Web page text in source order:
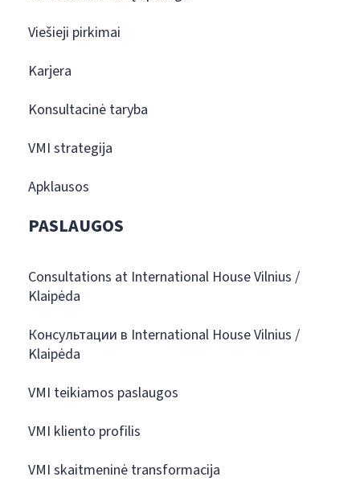
Viešieji pirkimai
Karjera
Konsultacinė taryba
VMI strategija
Apklausos
PASLAUGOS
Consultations at International House Vilnius /
Klaipėda
Консультации в International House Vilnius /
Klaipėda
VMI teikiamos paslaugos
VMI kliento profilis
VMI skaitmeninė transformacija